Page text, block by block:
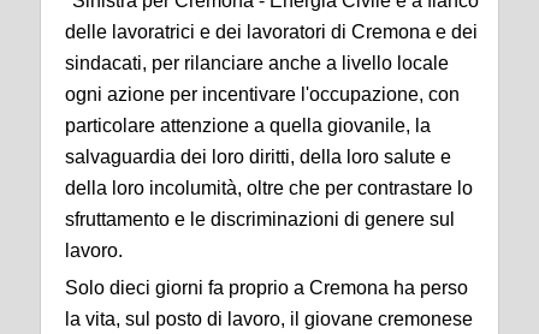
delle lavoratrici e dei lavoratori di Cremona e dei
sindacati, per rilanciare anche a livello locale
ogni azione per incentivare l'occupazione, con
particolare attenzione a quella giovanile, la
salvaguardia dei loro diritti, della loro salute e
della loro incolumità, oltre che per contrastare lo
sfruttamento e le discriminazioni di genere sul
lavoro.
Solo dieci giorni fa proprio a Cremona ha perso
la vita, sul posto di lavoro, il giovane cremonese